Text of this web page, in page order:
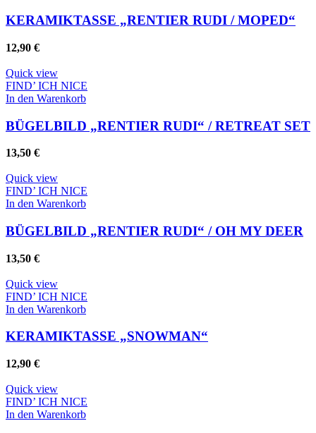
KERAMIKTASSE „RENTIER RUDI / MOPED“
12,90 €
Quick view
FIND’ ICH NICE
In den Warenkorb
BÜGELBILD „RENTIER RUDI“ / RETREAT SET
13,50 €
Quick view
FIND’ ICH NICE
In den Warenkorb
BÜGELBILD „RENTIER RUDI“ / OH MY DEER
13,50 €
Quick view
FIND’ ICH NICE
In den Warenkorb
KERAMIKTASSE „SNOWMAN“
12,90 €
Quick view
FIND’ ICH NICE
In den Warenkorb